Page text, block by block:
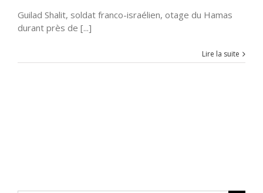
Guilad Shalit, soldat franco-israélien, otage du Hamas
durant près de [...]
Lire la suite